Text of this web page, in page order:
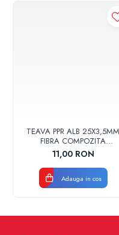
TEAVA PPR ALB 25X3,5MM
FIBRA COMPOZITA
10033025004
VALDUOTHERM VALROM
11,00 RON
Adauga in cos